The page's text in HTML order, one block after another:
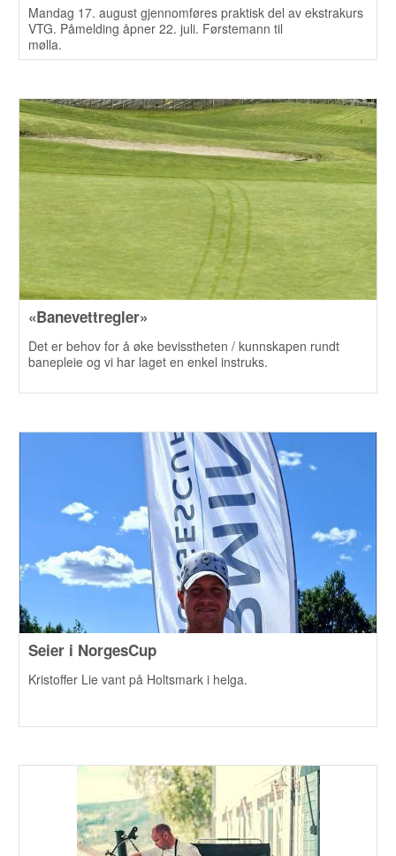
Mandag 17. august gjennomføres praktisk del av ekstrakurs
VTG. Påmelding åpner 22. juli. Førstemann til
mølla.
«Banevettregler»
Det er behov for å øke bevisstheten / kunnskapen rundt
banepleie og vi har laget en enkel instruks.
Seier i NorgesCup
Kristoffer Lie vant på Holtsmark i helga.